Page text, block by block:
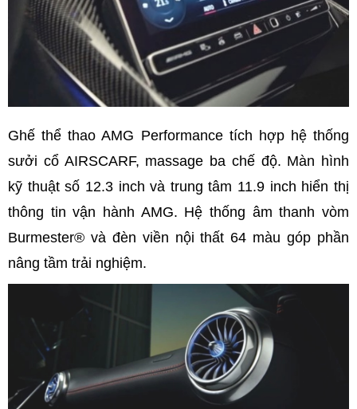
Ghế thể thao AMG Performance tích hợp hệ thống
sưởi cổ AIRSCARF, massage ba chế độ. Màn hình
kỹ thuật số 12.3 inch và trung tâm 11.9 inch hiển thị
thông tin vận hành AMG. Hệ thống âm thanh vòm
Burmester® và đèn viền nội thất 64 màu góp phần
nâng tầm trải nghiệm.